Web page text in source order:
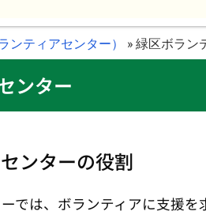
ンティアセンター） »緑区ボラン
ンター
ンターの役割
では、ボランティアに支援